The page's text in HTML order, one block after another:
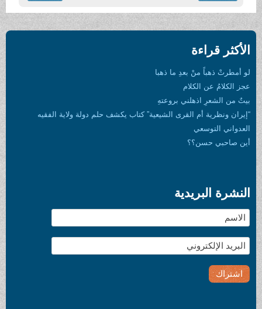
الأكثر قراءة
لو أمطرتْ ذهباً منْ بعدِ ما ذهبا
عجز الكلامُ عن الكلام
بيتٌ من الشعرِ اذهلني بروعتهِ
“إيران ونظرية أم القرى الشيعية” كتاب يكشف حلم دولة ولاية الفقيه
العدواني التوسعي
أين صاحبي حسن؟؟
النشرة البريدية